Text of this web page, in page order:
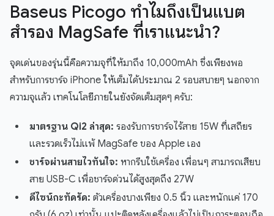
Baseus Picogo ทำไมถึงเป็นแบต
สำรอง MagSafe ที่เราแนะนำ?
จุดเด่นของรุ่นนี้คือความจุที่ให้มาถึง 10,000mAh ซึ่งเพียงพอ
สำหรับการชาร์จ iPhone ให้เต็มได้ประมาณ 2 รอบสบายๆ นอกจาก
ความจุแล้ว เทคโนโลยีภายในยังจัดเต็มสุดๆ ครับ:
มาตรฐาน Qi2 ล่าสุด: รองรับการชาร์จไร้สาย 15W ที่เสถียร
และรวดเร็วไม่แพ้ MagSafe ของ Apple เอง
ชาร์จผ่านสายไวทันใจ: หากรีบใช้เครื่อง เพื่อนๆ สามารถเสียบ
สาย USB-C เพื่อชาร์จด่วนได้สูงสุดถึง 27W
ดีไซน์กะทัดรัด: ตัวเครื่องบางเพียง 0.5 นิ้ว และหนักแค่ 170